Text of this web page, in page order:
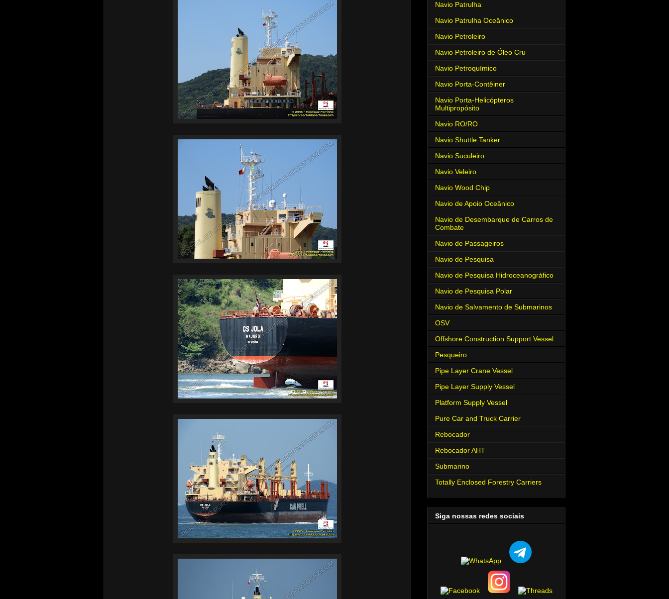
Navio Patrulha
Navio Patrulha Oceânico
Navio Petroleiro
Navio Petroleiro de Óleo Cru
Navio Petroquímico
Navio Porta-Contêiner
Navio Porta-Helicópteros
Multipropósito
Navio RO/RO
Navio Shuttle Tanker
Navio Suculeiro
Navio Veleiro
Navio Wood Chip
Navio de Apoio Oceânico
Navio de Desembarque de Carros de
Combate
Navio de Passageiros
Navio de Pesquisa
Navio de Pesquisa Hidroceanográfico
Navio de Pesquisa Polar
Navio de Salvamento de Submarinos
OSV
Offshore Construction Support Vessel
Pesqueiro
Pipe Layer Crane Vessel
Pipe Layer Supply Vessel
Platform Supply Vessel
Pure Car and Truck Carrier
Rebocador
Rebocador AHT
Submarino
Totally Enclosed Forestry Carriers
Siga nossas redes sociais